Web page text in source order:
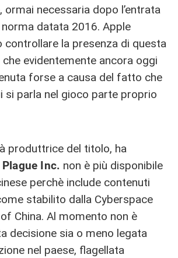
ormai necessaria dopo l’entrata
datata 2016. Apple
controllare la presenza di questa
evidentemente ancora oggi
forse a causa del fatto che
si parla nel gioco parte proprio
produttrice del titolo, ha
Plague Inc. non è più disponibile
perchè include contenuti
stabilito dalla Cyberspace
China. Al momento non è
decisione sia o meno legata
nel paese, flagellata